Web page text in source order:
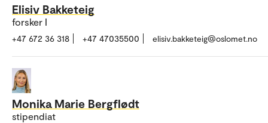
Elisiv Bakketeig
forsker I
+47 672 36 318 +47 47035500 elisiv.bakketeig@oslomet.no
Monika Marie Bergflødt
stipendiat